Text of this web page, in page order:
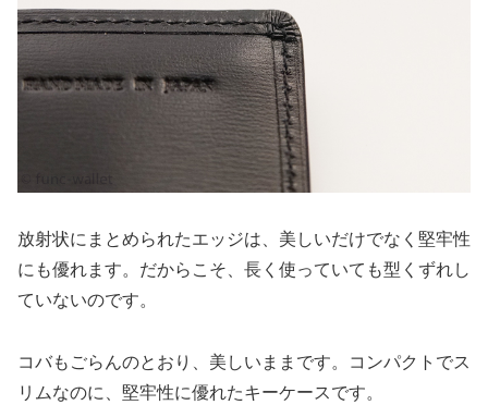
放射状にまとめられたエッジは、美しいだけでなく堅牢性
にも優れます。だからこそ、長く使っていても型くずれし
ていないのです。
コバもごらんのとおり、美しいままです。コンパクトでス
リムなのに、堅牢性に優れたキーケースです。